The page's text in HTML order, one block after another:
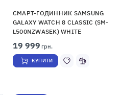
СМАРТ-ГОДИННИК SAMSUNG
GALAXY WATCH 8 CLASSIC (SM-
L500NZWASEK) WHITE
19 999 грн.
КУПИТИ